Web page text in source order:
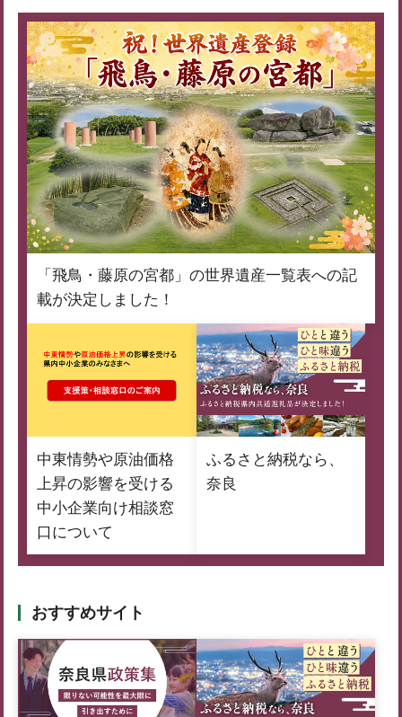
「飛鳥・藤原の宮都」の世界遺産一覧表への記
載が決定しました！
中東情勢や原油価格
上昇の影響を受ける
中小企業向け相談窓
口について
ふるさと納税なら、
奈良
おすすめサイト